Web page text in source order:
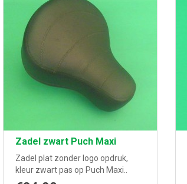
Zadel zwart Puch Maxi
Zadel plat zonder logo opdruk,
kleur zwart pas op Puch Maxi..